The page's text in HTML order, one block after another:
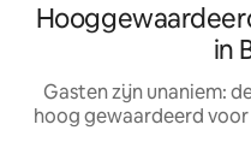
in
Gasten zijn unaniem:
hoog gewaardeerd